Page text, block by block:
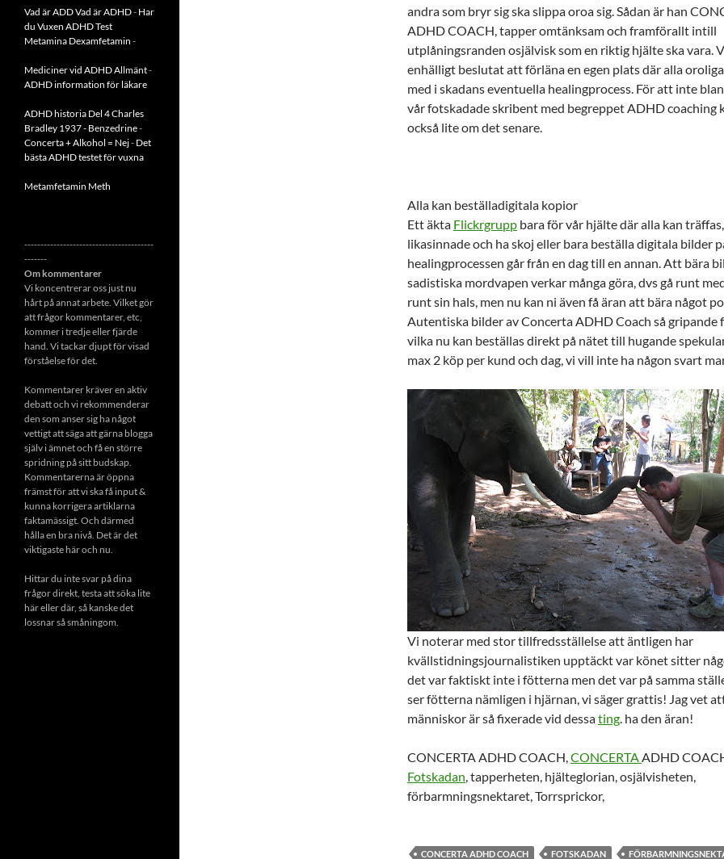
andra som bryr sig ska slippa oroa sig. Sådan är han
ADHD COACH, tapper omtänksam och framförallt intill
utplåningsranden osjälvisk som en riktig hjälte ska vara.
enhälligt beslutat att förläna en egen plats där alla
med i skadans eventuella healingprocess. För att inte
vår fotskadade skribent med begreppet ADHD coaching
också lite om det senare.
Alla kan beställadigitala kopior
Ett äkta Flickrgrupp bara för vår hjälte där alla kan
likasinnade och ha skoj eller bara beställa digitala bilder
healingprocessen går från en dag till en annan. Att bära
sadistiska mordvapen verkar många göra, dvs gå runt
runt sin hals, men nu kan ni även få äran att bära något
Autentiska bilder av Concerta ADHD Coach så gripande
vilka nu kan beställas direkt på nätet till hugande
max 2 köp per kund och dag, vi vill inte ha någon svart
Vi noterar med stor tillfredsställelse att äntligen har
kvällstidningsjournalistiken upptäckt var könet sitter
det var faktiskt inte i fötterna men det var på samma
ser fötterna nämligen i hjärnan, vi säger grattis! Jag vet
människor är så fixerade vid dessating. ha den äran!
CONCERTA ADHD COACH,CONCERTAADHD
Fotskadan, tapperheten, hjälteglorian, osjälvisheten,
förbarmningsnektaret, Torrsprickor,
CONCERTA ADHD COACH FOTSKADAN
Vad är ADDVad är ADHD- Har
du Vuxen ADHD Test
Metamina Dexamfetamin -
Mediciner vid ADHD Allmänt-
ADHD information för läkare
ADHD historia Del 4 Charles
Bradley 1937 - Benzedrine-
Concerta + Alkohol = Nej- Det
bästa ADHD testet för vuxna
Metamfetamin Meth
----------------------------------------
-------
Om kommentarer
Vi koncentrerar oss just nu
hårt på annat arbete. Vilket gör
att frågor kommentarer, etc,
kommer i tredje eller fjärde
hand. Vi tackar djupt för visad
förståelse för det.
Kommentarer kräver en aktiv
debatt och vi rekommenderar
den som anser sig ha något
vettigt att säga att gärna blogga
själv i ämnet och få en större
spridning på sitt budskap.
Kommentarerna är öppna
främst för att vi ska få input &
kunna korrigera artiklarna
faktamässigt. Och därmed
hålla en bra nivå. Det är det
viktigaste här och nu.
Hittar du inte svar på dina
frågor direkt, testa att söka lite
här eller där, så kanske det
lossnar så småningom.